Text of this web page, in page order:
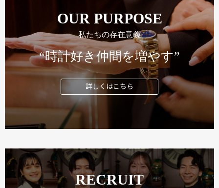
OUR PURPOSE
私たちの存在意義
“時計好き仲間を増やす”
詳しくはこちら
RECRUIT